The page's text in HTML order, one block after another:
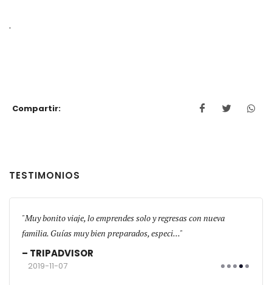
.
Compartir:
TESTIMONIOS
Muy bonito viaje, lo emprendes solo y regresas con nueva
familia. Guías muy bien preparados, especi...
TRIPADVISOR
2019-11-07